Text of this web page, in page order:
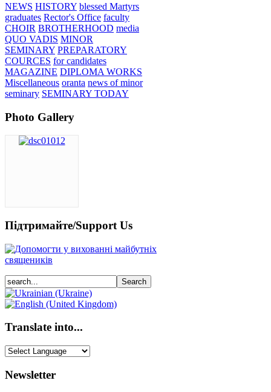
NEWS HISTORY blessed Martyrs
graduates Rector's Office faculty
CHOIR BROTHERHOOD media
QUO VADIS MINOR
SEMINARY PREPARATORY
COURCES for candidates
MAGAZINE DIPLOMA WORKS
Miscellaneous oranta news of minor
seminary SEMINARY TODAY
Photo Gallery
Підтримайте/Support Us
Translate into...
Newsletter